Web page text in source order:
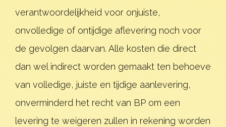
verantwoordelijkheid voor onjuiste,
onvolledige of ontijdige aflevering noch voor
de gevolgen daarvan. Alle kosten die direct
dan wel indirect worden gemaakt ten behoeve
van volledige, juiste en tijdige aanlevering,
onverminderd het recht van BP om een
levering te weigeren zullen in rekening worden